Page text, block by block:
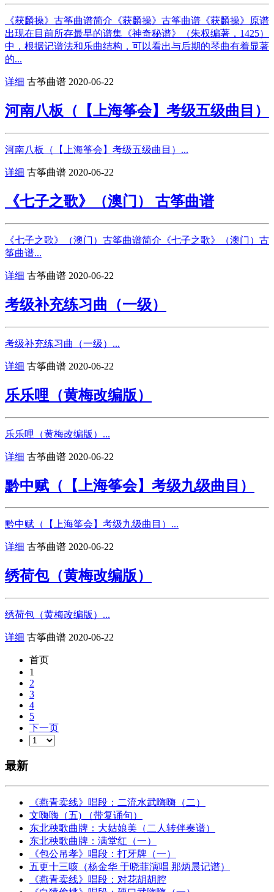
《获麟操》古筝曲谱简介《获麟操》古筝曲谱《获麟操》原谱
出现在目前所存最早的谱集《神奇秘谱》（朱权编著，1425）
中，根据记谱法和乐曲结构，可以看出与后期的琴曲有着显著
的...
详细 古筝曲谱 2020-06-22
河南八板（【上海筝会】考级五级曲目）
河南八板（【上海筝会】考级五级曲目）...
详细 古筝曲谱 2020-06-22
《七子之歌》（澳门） 古筝曲谱
《七子之歌》（澳门）古筝曲谱简介《七子之歌》（澳门）古
筝曲谱...
详细 古筝曲谱 2020-06-22
考级补充练习曲（一级）
考级补充练习曲（一级）...
详细 古筝曲谱 2020-06-22
乐乐哩（黄梅改编版）
乐乐哩（黄梅改编版）...
详细 古筝曲谱 2020-06-22
黔中赋（【上海筝会】考级九级曲目）
黔中赋（【上海筝会】考级九级曲目）...
详细 古筝曲谱 2020-06-22
绣荷包（黄梅改编版）
绣荷包（黄梅改编版）...
详细 古筝曲谱 2020-06-22
首页
1
2
3
4
5
下一页
最新
《燕青卖线》唱段：二流水武嗨嗨（二）
文嗨嗨（五) （带复诵句）
东北秧歌曲牌：大姑娘美（二人转伴奏谱）
东北秧歌曲牌：满堂红（一）
《包公吊孝》唱段：打牙牌（一）
五更十三咳（杨金华 于晓菲演唱 那炳晨记谱）
《燕青卖线》唱段：对花胡胡腔